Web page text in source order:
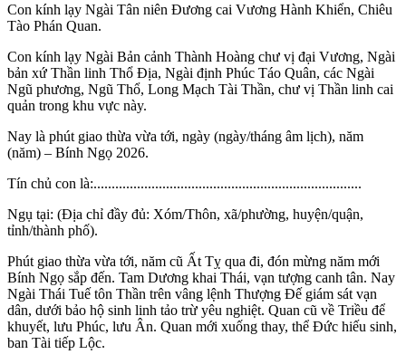
Con kính lạy Ngài Tân niên Đương cai Vương Hành Khiển, Chiêu
Tào Phán Quan.
Con kính lạy Ngài Bản cảnh Thành Hoàng chư vị đại Vương, Ngài
bản xứ Thần linh Thổ Địa, Ngài định Phúc Táo Quân, các Ngài
Ngũ phương, Ngũ Thổ, Long Mạch Tài Thần, chư vị Thần linh cai
quản trong khu vực này.
Nay là phút giao thừa vừa tới, ngày (ngày/tháng âm lịch), năm
(năm) – Bính Ngọ 2026.
Tín chủ con là:..........................................................................
Ngụ tại: (Địa chỉ đầy đủ: Xóm/Thôn, xã/phường, huyện/quận,
tỉnh/thành phố).
Phút giao thừa vừa tới, năm cũ Ất Tỵ qua đi, đón mừng năm mới
Bính Ngọ sắp đến. Tam Dương khai Thái, vạn tượng canh tân. Nay
Ngài Thái Tuế tôn Thần trên vâng lệnh Thượng Đế giám sát vạn
dân, dưới bảo hộ sinh linh tảo trừ yêu nghiệt. Quan cũ về Triều để
khuyết, lưu Phúc, lưu Ân. Quan mới xuống thay, thể Đức hiếu sinh,
ban Tài tiếp Lộc.